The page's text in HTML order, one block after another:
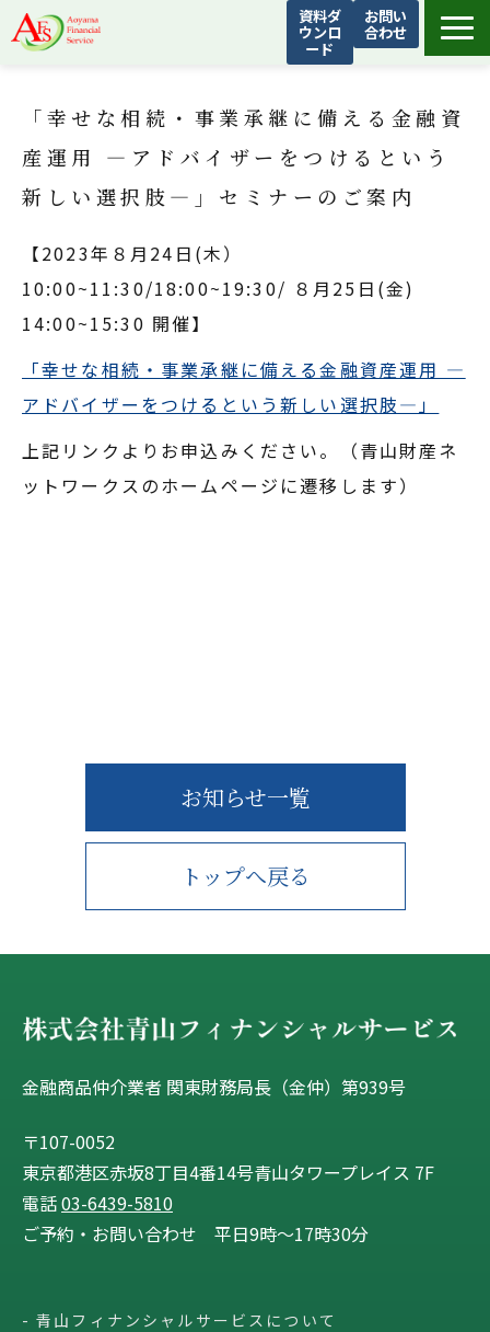
資料ダ
ウンロ
ード
お問い
合わせ
サービス
お客様の声
AFSトピックス
よくあるご質問
会社概要
「幸せな相続・事業承継に備える金融資
産運用 ―アドバイザーをつけるという
新しい選択肢―」セミナーのご案内
【2023年８月24日(木）
10:00~11:30/18:00~19:30/ ８月25日(金)
14:00~15:30 開催】 ​​​​​​
「幸せな相続・事業承継に備える金融資産運用 ―
アドバイザーをつけるという新しい選択肢―」
上記リンクよりお申込みください。（青山財産ネ
ットワークスのホームページに遷移します）
お知らせ一覧
トップへ戻る
金融商品仲介業者 関東財務局長（金仲）第939号
〒107-0052
東京都港区赤坂8丁目4番14号青山タワープレイス 7F
電話03-6439-5810
ご予約・お問い合わせ 平日9時〜17時30分
青山フィナンシャルサービスについて